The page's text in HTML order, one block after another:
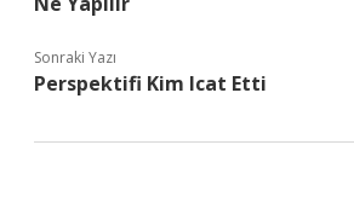
Sonraki Yazı
Perspektifi Kim Icat Etti